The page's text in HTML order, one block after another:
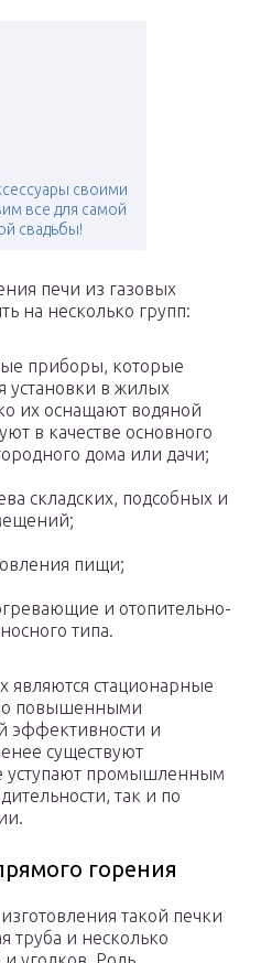
своими
все для самой
свадьбы!
печи из газовых
на несколько групп:
приборы, которые
установки в жилых
их оснащают водяной
в качестве основного
дома или дачи;
складских, подсобных и
пищи;
и отопительно-
типа.
стационарные
повышенными
эффективности и
существуют
уступают промышленным
так и по
горения
такой печки
труба и несколько